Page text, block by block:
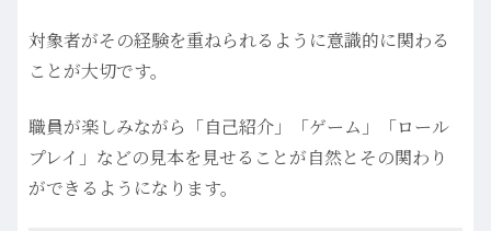
対象者がその経験を重ねられるように意識的に関わる
ことが大切です。
職員が楽しみながら「自己紹介」「ゲーム」「ロール
プレイ」などの見本を見せることが自然とその関わり
ができるようになります。